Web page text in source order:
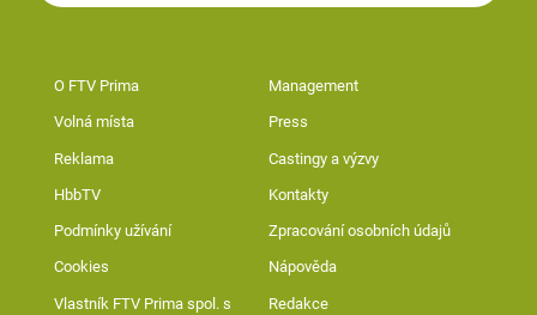
O FTV Prima Management
Volná místa Press
Reklama Castingy a výzvy
HbbTV Kontakty
Podmínky užívání Zpracování osobních údajů
Cookies Nápověda
Vlastník FTV Prima spol. s Redakce